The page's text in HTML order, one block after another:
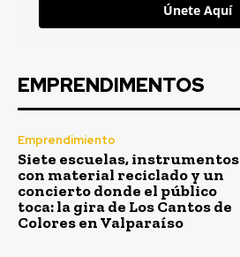
Únete Aquí
EMPRENDIMENTOS
Emprendimiento
Siete escuelas, instrumentos
con material reciclado y un
concierto donde el público
toca: la gira de Los Cantos de
Colores en Valparaíso